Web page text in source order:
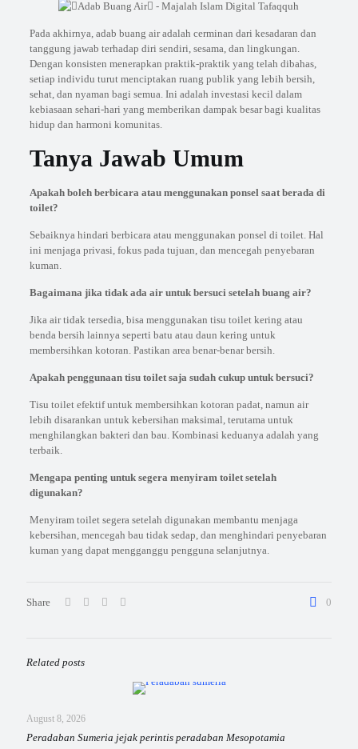
Pada akhirnya, adab buang air adalah cerminan dari kesadaran dan
tanggung jawab terhadap diri sendiri, sesama, dan lingkungan.
Dengan konsisten menerapkan praktik-praktik yang telah dibahas,
setiap individu turut menciptakan ruang publik yang lebih bersih,
sehat, dan nyaman bagi semua. Ini adalah investasi kecil dalam
kebiasaan sehari-hari yang memberikan dampak besar bagi kualitas
hidup dan harmoni komunitas.
Tanya Jawab Umum
Apakah boleh berbicara atau menggunakan ponsel saat berada di
toilet?
Sebaiknya hindari berbicara atau menggunakan ponsel di toilet. Hal
ini menjaga privasi, fokus pada tujuan, dan mencegah penyebaran
kuman.
Bagaimana jika tidak ada air untuk bersuci setelah buang air?
Jika air tidak tersedia, bisa menggunakan tisu toilet kering atau
benda bersih lainnya seperti batu atau daun kering untuk
membersihkan kotoran. Pastikan area benar-benar bersih.
Apakah penggunaan tisu toilet saja sudah cukup untuk bersuci?
Tisu toilet efektif untuk membersihkan kotoran padat, namun air
lebih disarankan untuk kebersihan maksimal, terutama untuk
menghilangkan bakteri dan bau. Kombinasi keduanya adalah yang
terbaik.
Mengapa penting untuk segera menyiram toilet setelah
digunakan?
Menyiram toilet segera setelah digunakan membantu menjaga
kebersihan, mencegah bau tidak sedap, dan menghindari penyebaran
kuman yang dapat mengganggu pengguna selanjutnya.
Share 0
Related posts
August 8, 2026
Peradaban Sumeria jejak perintis peradaban Mesopotamia